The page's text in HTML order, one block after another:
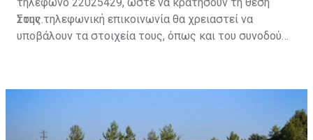
τους.
Στην τηλεφωνική επικοινωνία θα χρειαστεί να
υποβάλουν τα στοιχεία τους, όπως και του συνοδού